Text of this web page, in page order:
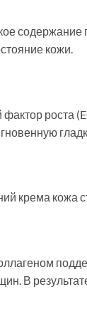
содержание
кожи.
роста
крема кожа
В